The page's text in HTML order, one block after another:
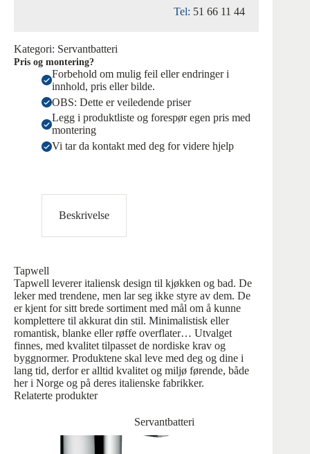
Tel: 51 66 11 44
Kategori: Servantbatteri
Pris og montering?
Forbehold om mulig feil eller endringer i
innhold, pris eller bilde.
OBS: Dette er veiledende priser
Legg i produktliste og forespør egen pris med
montering
Vi tar da kontakt med deg for videre hjelp
Beskrivelse
Tapwell
Tapwell leverer italiensk design til kjøkken og bad. De
leker med trendene, men lar seg ikke styre av dem. De
er kjent for sitt brede sortiment med mål om å kunne
komplettere til akkurat din stil. Minimalistisk eller
romantisk, blanke eller røffe overflater… Utvalget
finnes, med kvalitet tilpasset de nordiske krav og
byggnormer. Produktene skal leve med deg og dine i
lang tid, derfor er alltid kvalitet og miljø førende, både
her i Norge og på deres italienske fabrikker.
Relaterte produkter
Servantbatteri